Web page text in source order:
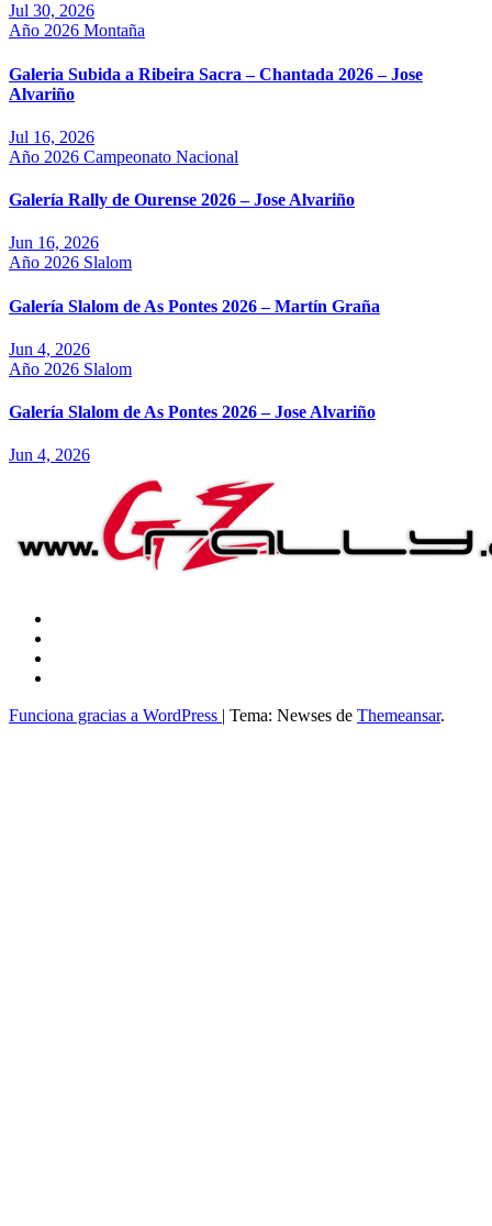
Jul 30, 2026
Año 2026 Montaña
Galeria Subida a Ribeira Sacra – Chantada 2026 – Jose
Alvariño
Jul 16, 2026
Año 2026 Campeonato Nacional
Galería Rally de Ourense 2026 – Jose Alvariño
Jun 16, 2026
Año 2026 Slalom
Galería Slalom de As Pontes 2026 – Martín Graña
Jun 4, 2026
Año 2026 Slalom
Galería Slalom de As Pontes 2026 – Jose Alvariño
Jun 4, 2026
Funciona gracias a WordPress Tema: Newses de Themeansar.